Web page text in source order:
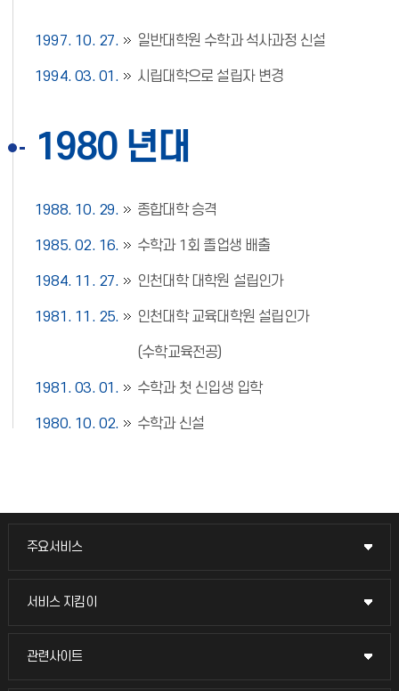
1997. 10. 27. 일반대학원 수학과 석사과정 신설
1994. 03. 01. 시립대학으로 설립자 변경
1980 년대
1988. 10. 29. 종합대학 승격
1985. 02. 16. 수학과 1회 졸업생 배출
1984. 11. 27. 인천대학 대학원 설립인가
1981. 11. 25. 인천대학 교육대학원 설립인가
(수학교육전공)
1981. 03. 01. 수학과 첫 신입생 입학
1980. 10. 02. 수학과 신설
주요서비스
주요서비스
교무회의방송
서비스 지킴이
서비스 지킴이
묻고 답하기
관련사이트
관련사이트